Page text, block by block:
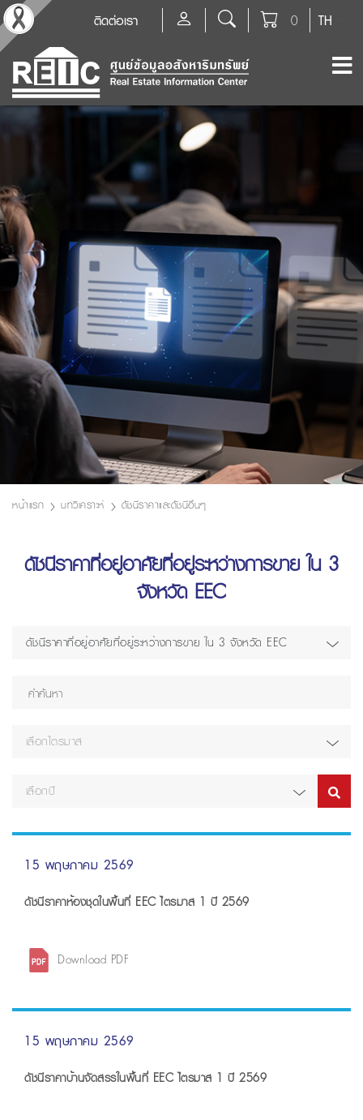
TH
0
ติดต่อเรา
หน้าแรก บทวิเคราะห์ ดัชนีราคาและดัชนีอื่นๆ
ดัชนีราคาที่อยู่อาศัยที่อยู่ระหว่างการขาย ใน 3
จังหวัด EEC
ดัชนีราคาที่อยู่อาศัยที่อยู่ระหว่างการขาย ใน 3 จังหวัด EEC
เลือกไตรมาส
เลือกปี
15 พฤษภาคม 2569
ดัชนีราคาห้องชุดในพื้นที่ EEC ไตรมาส 1 ปี 2569
Download PDF
15 พฤษภาคม 2569
ดัชนีราคาบ้านจัดสรรในพื้นที่ EEC ไตรมาส 1 ปี 2569